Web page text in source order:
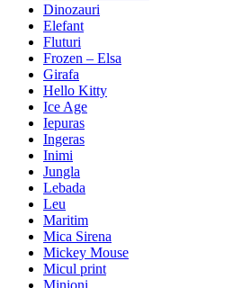
Dinozauri
Elefant
Fluturi
Frozen – Elsa
Girafa
Hello Kitty
Ice Age
Iepuras
Ingeras
Inimi
Jungla
Lebada
Leu
Maritim
Mica Sirena
Mickey Mouse
Micul print
Minioni